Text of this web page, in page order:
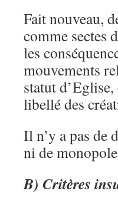
Fait nouveau,
comme sectes
les
mouvements
statut
libellé des
Il n’y a pas de
ni de
B) Critères